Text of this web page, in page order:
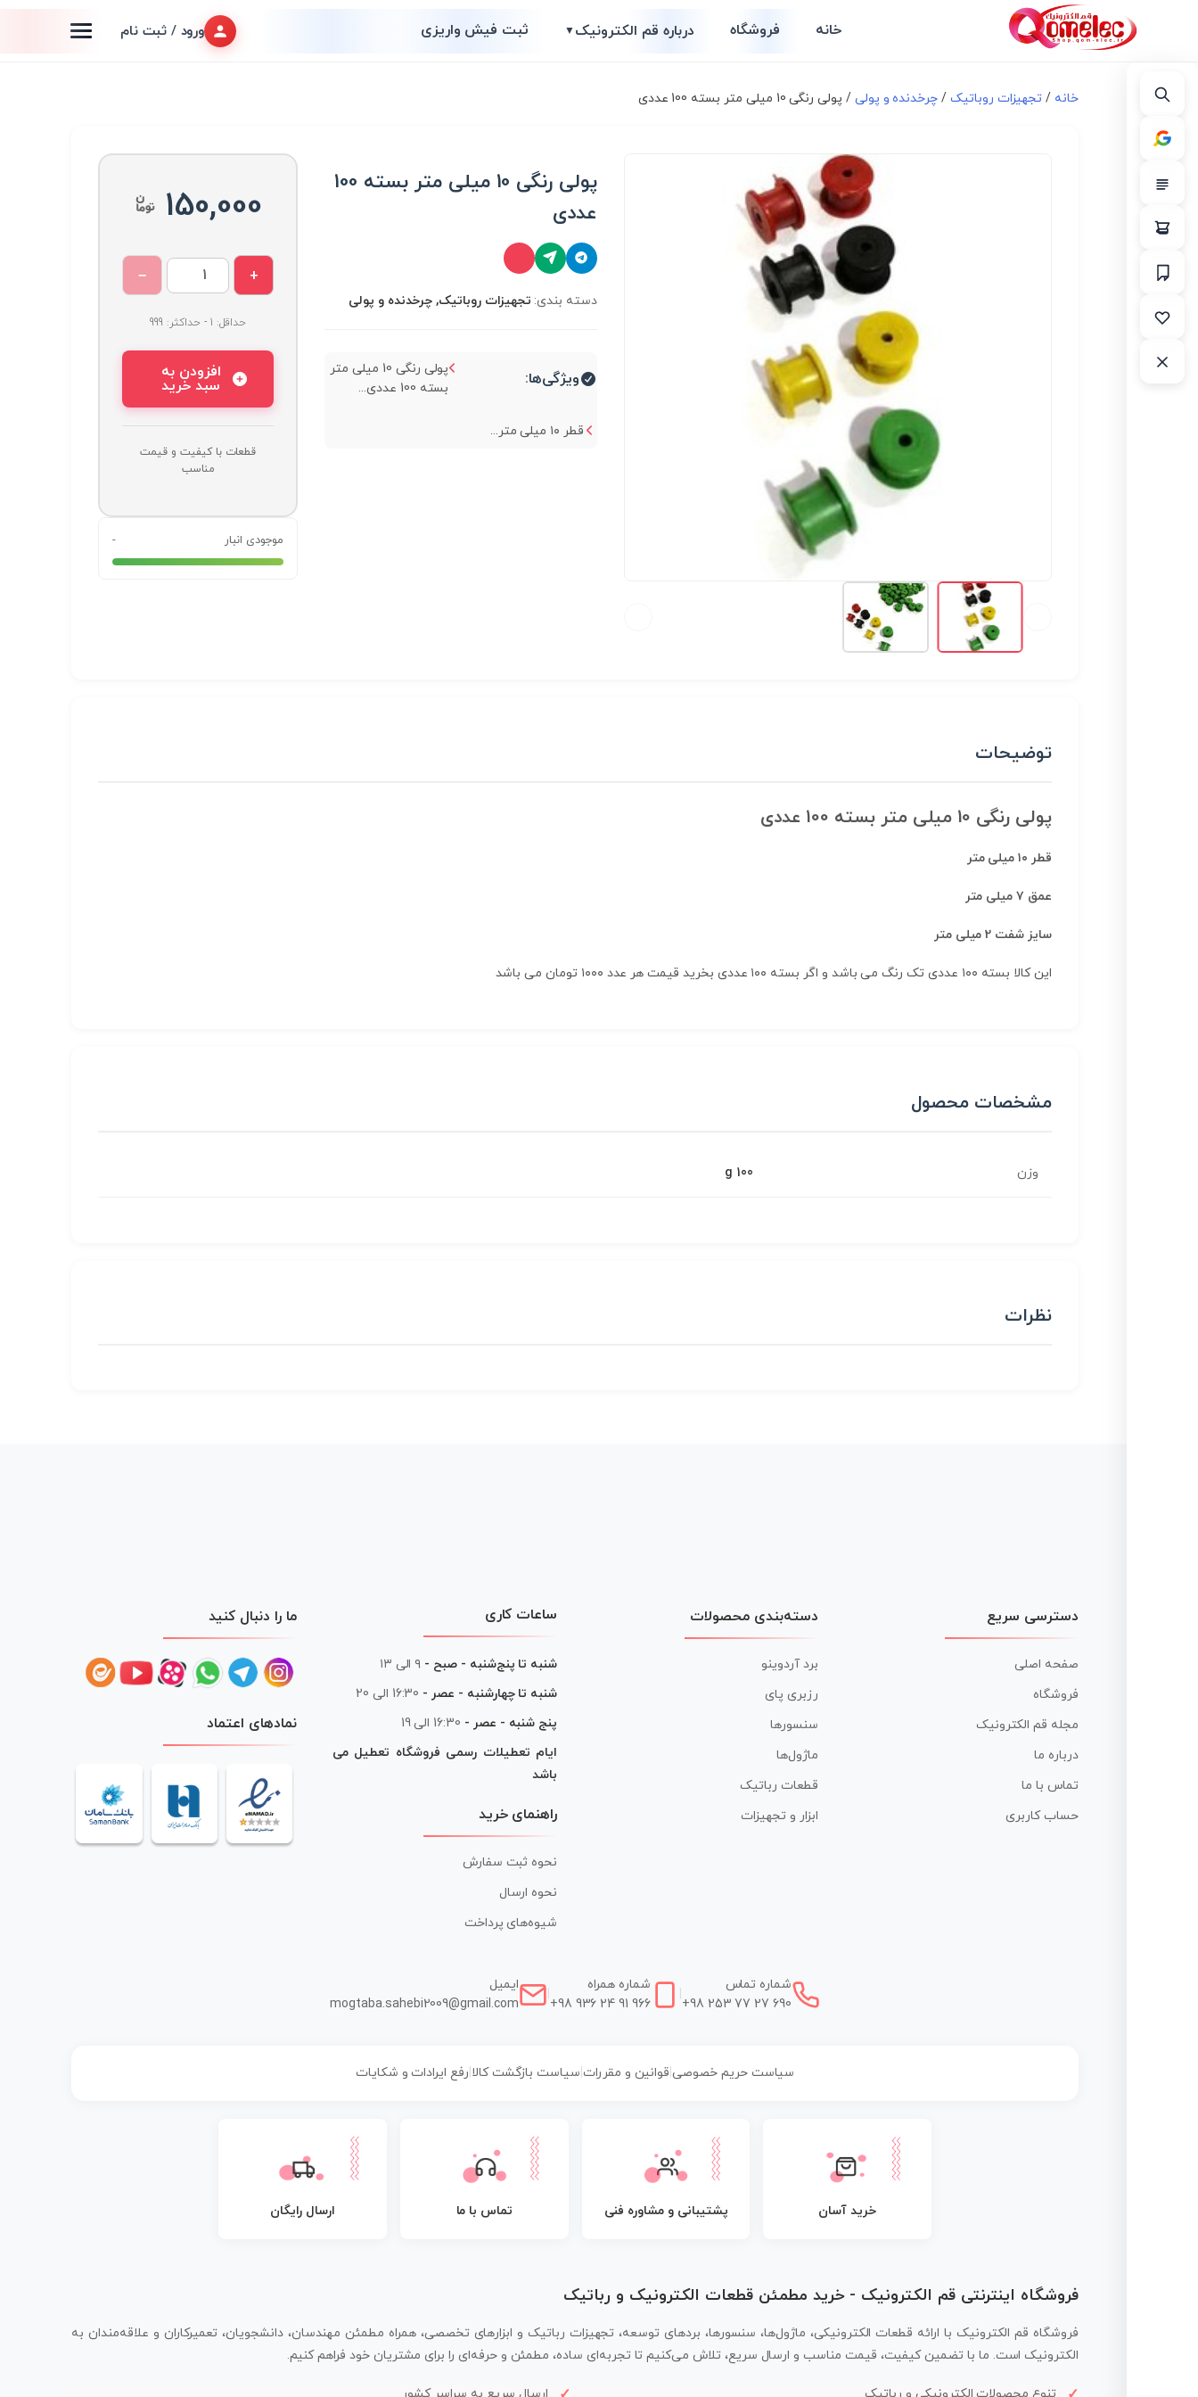
خانه فروشگاه درباره قم الکترونیک▼ ثبت فیش واریزی ورود / ثبت نام
خانه / تجهیزات روباتیک / چرخدنده و پولی / پولی رنگی 10 میلی متر بسته 100 عددی
پولی رنگی 10 میلی متر بسته 100
عددی
دسته بندی: تجهیزات روباتیک, چرخدنده و پولی
ویژگی‌ها:
پولی رنگی 10 میلی متر
بسته 100 عددی...
قطر ۱۰ میلی متر...
150,000
+
−
حداقل: 1 - حداکثر: 999
افزودن به
سبد خرید
قطعات با کیفیت و قیمت
مناسب
موجودی انبار -
توضیحات
پولی رنگی 10 میلی متر بسته 100 عددی
قطر ۱۰ میلی متر
عمق ۷ میلی متر
سایز شفت 2 میلی متر
این کالا بسته ۱۰۰ عددی تک رنگ می باشد و اگر بسته ۱۰۰ عددی بخرید قیمت هر عدد ۱۰۰۰ تومان می باشد
مشخصات محصول
وزن 100 g
نظرات
دسترسی سریع
صفحه اصلی
فروشگاه
مجله قم الکترونیک
درباره ما
تماس با ما
حساب کاربری
دسته‌بندی محصولات
برد آردوینو
رزبری پای
سنسورها
ماژول‌ها
قطعات رباتیک
ابزار و تجهیزات
ساعات کاری
شنبه تا پنج‌شنبه - صبح - ۹ الی ۱۳
شنبه تا چهارشنبه - عصر - 16:30 الی 20
پنج شنبه - عصر - 16:30 الی 19
ایام تعطیلات رسمی فروشگاه تعطیل می
باشد
راهنمای خرید
نحوه ثبت سفارش
نحوه ارسال
شیوه‌های پرداخت
ما را دنبال کنید
نمادهای اعتماد
شماره تماس
+98 253 77 27 690
شماره همراه
+98 936 24 91 966
ایمیل
mogtaba.sahebi2009@gmail.com
سیاست حریم خصوصی| قوانین و مقررات سیاست بازگشت کالا رفع ایرادات و شکایات
خرید آسان پشتیبانی و مشاوره فنی تماس با ما ارسال رایگان
فروشگاه اینترنتی قم الکترونیک - خرید مطمئن قطعات الکترونیک و رباتیک
فروشگاه قم الکترونیک با ارائه قطعات الکترونیکی، ماژول‌ها، سنسورها، بردهای توسعه، تجهیزات رباتیک و ابزارهای تخصصی، همراه مطمئن مهندسان، دانشجویان، تعمیرکاران و علاقه‌مندان به
الکترونیک است. ما با تضمین کیفیت، قیمت مناسب و ارسال سریع، تلاش می‌کنیم تا تجربه‌ای ساده، مطمئن و حرفه‌ای را برای مشتریان خود فراهم کنیم.